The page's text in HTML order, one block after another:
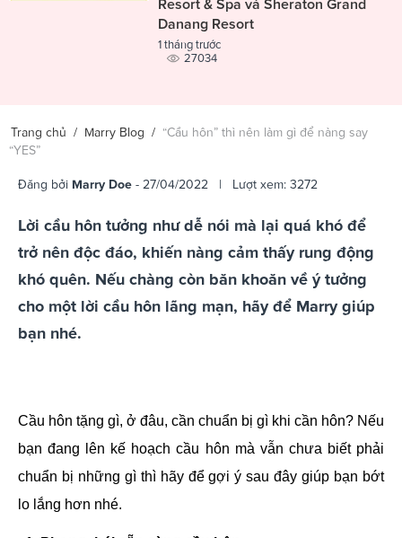
Resort & Spa và Sheraton Grand
Danang Resort
1 tháng trước
27034
Trang chủ / Marry Blog / “Cầu hôn” thì nên làm gì để nàng say
“YES”
Đăng bởi Marry Doe - 27/04/2022 | Lượt xem: 3272
Lời cầu hôn tưởng như dễ nói mà lại quá khó để
trở nên độc đáo, khiến nàng cảm thấy rung động
khó quên. Nếu chàng còn băn khoăn về ý tưởng
cho một lời cầu hôn lãng mạn, hãy để Marry giúp
bạn nhé.
Cầu hôn tặng gì, ở đâu, cần chuẩn bị gì khi cần hôn? Nếu
bạn đang lên kế hoạch cầu hôn mà vẫn chưa biết phải
chuẩn bị những gì thì hãy để gợi ý sau đây giúp bạn bớt
lo lắng hơn nhé.